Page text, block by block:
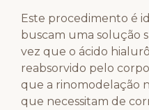
Este procedimento é
buscam uma solução
vez que o ácido
reabsorvido pelo
que a rinomodelação
que necessitam de